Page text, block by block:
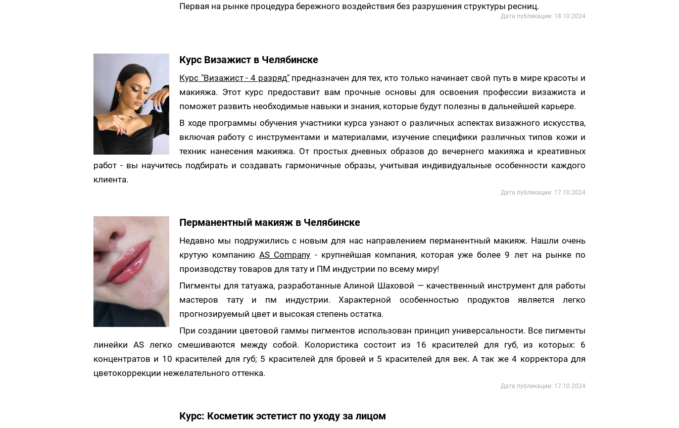
Первая на рынке процедура бережного воздействия без разрушения структуры ресниц.
Дата публикации: 18.10.2024
Курс Визажист в Челябинске
Курс "Визажист - 4 разряд"предназначен для тех, кто только начинает свой путь в мире красоты и
макияжа. Этот курс предоставит вам прочные основы для освоения профессии визажиста и
поможет развить необходимые навыки и знания, которые будут полезны в дальнейшей карьере.
В ходе программы обучения участники курса узнают о различных аспектах визажного искусства,
включая работу с инструментами и материалами, изучение специфики различных типов кожи и
техник нанесения макияжа. От простых дневных образов до вечернего макияжа и креативных
работ - вы научитесь подбирать и создавать гармоничные образы, учитывая индивидуальные особенности каждого
клиента.
Дата публикации: 17.10.2024
Перманентный макияж в Челябинске
Недавно мы подружились с новым для нас направлением перманентный макияж. Нашли очень
крутую компаниюAS Company - крупнейшая компания, которая уже более 9 лет на рынке по
производству товаров для тату и ПМ индустрии по всему миру!
Пигменты для татуажа, разработанные Алиной Шаховой — качественный инструмент для работы
мастеров тату и пм индустрии. Характерной особенностью продуктов является легко
прогнозируемый цвет и высокая степень остатка.
При создании цветовой гаммы пигментов использован принцип универсальности. Все пигменты
линейки AS легко смешиваются между собой. Колористика состоит из 16 красителей для губ, из которых: 6
концентратов и 10 красителей для губ; 5 красителей для бровей и 5 красителей для век. А так же 4 корректора для
цветокоррекции нежелательного оттенка.
Дата публикации: 17.10.2024
Курс: Косметик эстетист по уходу за лицом